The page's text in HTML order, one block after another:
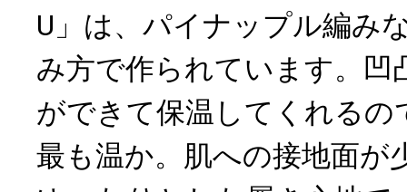
U」は、パイナップル編み
み方で作られています。凹
ができて保温してくれるの
最も温か。肌への接地面が